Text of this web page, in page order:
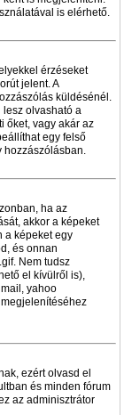
is elérhető.
érzéseket
jelent. A
küldésénél.
lesz olvasható a
őket, vagy akár az
egy felső
hozzászólásban.
ha az
akkor a képeket
a képeket egy
és onnan
Nem tudsz
el kívülről is),
yahoo
ezért olvasd el
és minden fórum
az adminisztrátor